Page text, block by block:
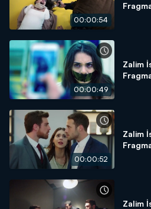
00:00:54
00:00:49
Zalim
00:00:52
Zalim
Zalim